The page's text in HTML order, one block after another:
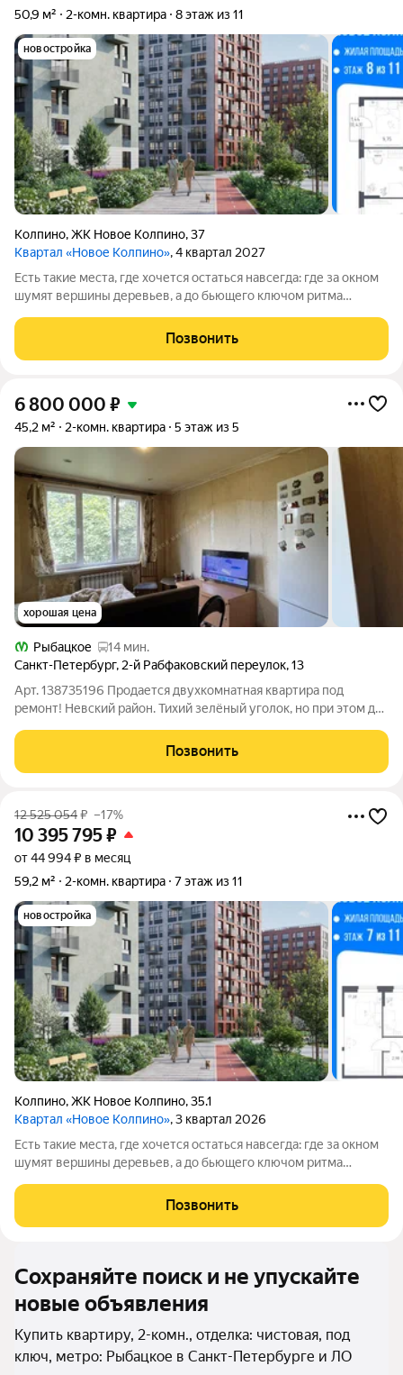
50,9 м²
2-комн. квартира 8 этаж из 11
новостройка
Колпино,ЖК Новое Колпино,37
Квартал «Новое Колпино», 4 квартал 2027
Есть такие места, где хочется остаться навсегда: где за окном
шумят вершины деревьев, а до бьющего ключом ритма
вас квартал "Новое Колпино" в зеленом районе
Петербурга.Здесь можно проводить
Позвонить
6 800 000 ₽
45,2 м² 2-комн. квартира 5 этаж из 5
хорошая цена
Рыбацкое
14 мин.
Санкт-Петербург, 2-й Рабфаковский переулок,13
Арт. 138735196 Продается двухкомнатная квартира под
ремонт! Невский район. Тихий зелёный уголок, но при этом до
Есенина, школы, детсады, "Пятерочка" и "Магнит" в шаговой
доступности. Во дворе
Позвонить
12 525 054₽ –17%
10 395 795₽
от 44 994 ₽ в месяц
59,2 м²
2-комн. квартира 7 этаж из 11
новостройка
Колпино,ЖК Новое Колпино,35.1
Квартал «Новое Колпино», 3 квартал 2026
Есть такие места, где хочется остаться навсегда: где за окном
шумят вершины деревьев, а до бьющего ключом ритма
вас квартал "Новое Колпино" в зеленом районе
Петербурга.Здесь можно проводить
Позвонить
Сохраняйте поиск и не упускайте
новые объявления
Купить квартиру, 2-комн., отделка: чистовая, под
ключ, метро: Рыбацкое в Санкт-Петербурге и ЛО